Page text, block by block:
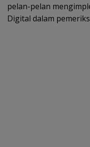
pelan-pelan
Digital dalam